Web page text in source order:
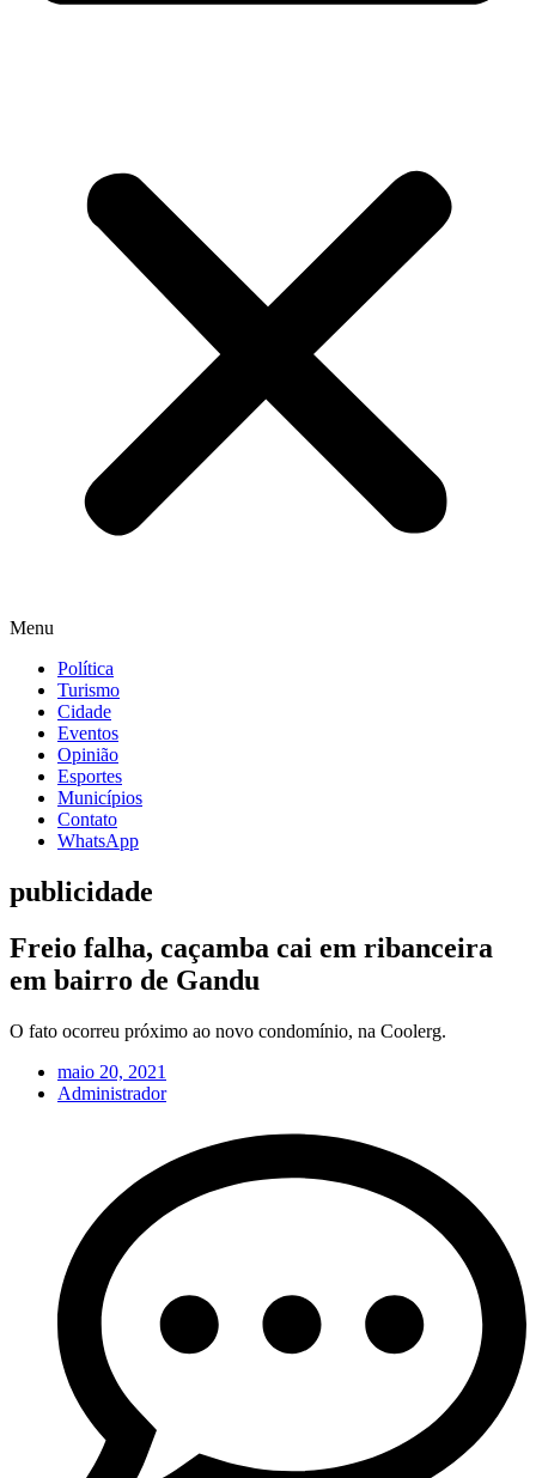
Menu
Política
Turismo
Cidade
Eventos
Opinião
Esportes
Municípios
Contato
WhatsApp
publicidade
Freio falha, caçamba cai em ribanceira
em bairro de Gandu
O fato ocorreu próximo ao novo condomínio, na Coolerg.
maio 20, 2021
Administrador